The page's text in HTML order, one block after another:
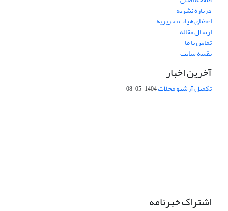
درباره نشریه
اعضای هیات تحریریه
ارسال مقاله
تماس با ما
نقشه سایت
آخرین اخبار
تکمیل آرشیو مجلات1404-05-08
اشتراک خبرنامه